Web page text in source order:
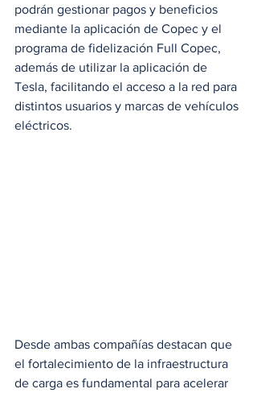
podrán gestionar pagos y beneficios
mediante la aplicación de Copec y el
programa de fidelización Full Copec,
además de utilizar la aplicación de
Tesla, facilitando el acceso a la red para
distintos usuarios y marcas de vehículos
eléctricos.
Desde ambas compañías destacan que
el fortalecimiento de la infraestructura
de carga es fundamental para acelerar